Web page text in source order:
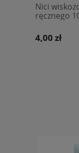
Nici
ręcznego
4,00 zł